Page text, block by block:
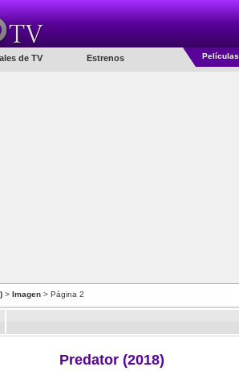
de TV Estrenos Películas
> Imagen > Página 2
Predator (2018)